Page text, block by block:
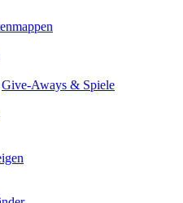
Give-Aways & Spiele